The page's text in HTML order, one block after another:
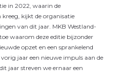
in 2022, waarin de
kreeg, kijkt de organisatie
van dit jaar. MKB Westland-
waarom deze editie bijzonder
opzet en een sprankelend
jaar een nieuwe impuls aan de
jaar streven we ernaar een